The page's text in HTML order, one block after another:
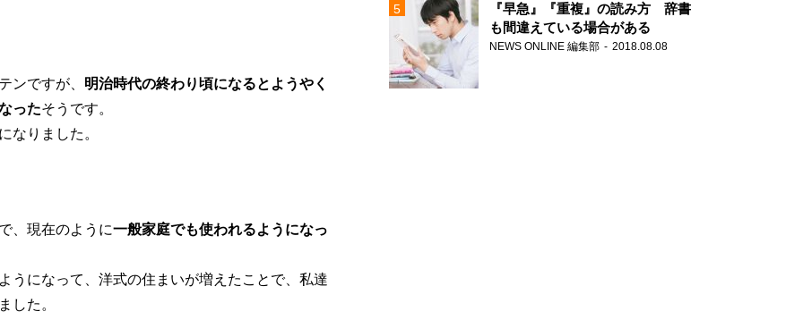
ンですが、 明治時代の終わり頃になるとようやく
ったそうです。
なりました。
、現在のように一般家庭でも使われるようになっ
うになって、洋式の住まいが増えたことで、私達
した。
『早急』『重複』の読み方 辞書
も間違えている場合がある
NEWS ONLINE 編集部 2018.08.08